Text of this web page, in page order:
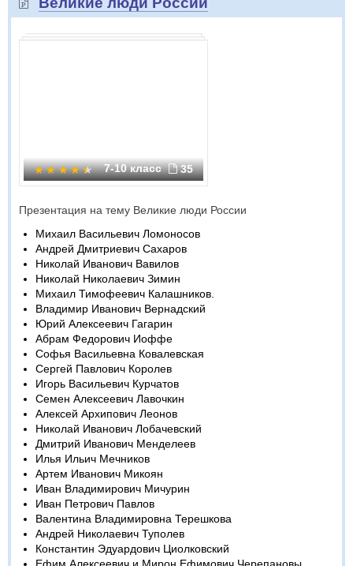
7-10 класс 35
Презентация на тему Великие люди России
Михаил Васильевич Ломоносов
Андрей Дмитриевич Сахаров
Николай Иванович Вавилов
Николай Николаевич Зимин
Михаил Тимофеевич Калашников.
Владимир Иванович Вернадский
Юрий Алексеевич Гагарин
Абрам Федорович Иоффе
Софья Васильевна Ковалевская
Сергей Павлович Королев
Игорь Васильевич Курчатов
Семен Алексеевич Лавочкин
Алексей Архипович Леонов
Николай Иванович Лобачевский
Дмитрий Иванович Менделеев
Илья Ильич Мечников
Артем Иванович Микоян
Иван Владимирович Мичурин
Иван Петрович Павлов
Валентина Владимировна Терешкова
Андрей Николаевич Туполев
Константин Эдуардович Циолковский